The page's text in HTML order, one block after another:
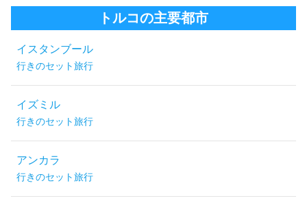
トルコの主要都市
イスタンブール
行きのセット旅行
イズミル
行きのセット旅行
アンカラ
行きのセット旅行